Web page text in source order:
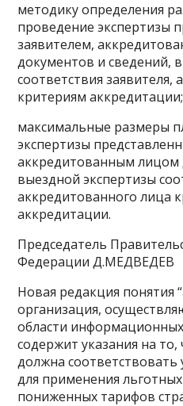
методику определения
проведение экспертизы
заявителем,
документов и сведений,
соответствия
критериям аккредитации;
максимальные размеры
экспертизы
аккредитованным лицом
выездной экспертизы
аккредитованного лица
аккредитации.
Председатель
Федерации Д.МЕДВЕДЕВ
Новая редакция понятия
организация,
области
содержит указания на то,
должна
для применения
пониженных тарифов